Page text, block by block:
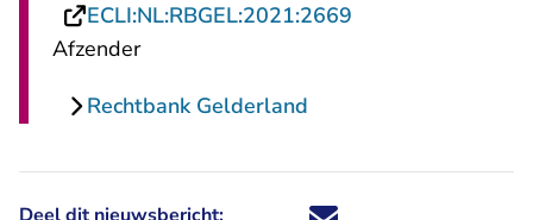
ECLI:NL:RBGEL:2021:2669
Afzender
Rechtbank Gelderland